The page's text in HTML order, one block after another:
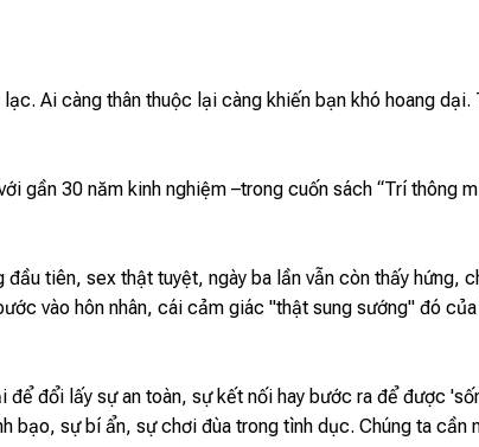
Ai càng thân thuộc lại càng khiến bạn khó hoang
gần 30 năm kinh nghiệm –trong cuốn sách “Trí thông
tiên, sex thật tuyệt, ngày ba lần vẫn còn thấy hứng,
vào hôn nhân, cái cảm giác "thật sung sướng" đó
đổi lấy sự an toàn, sự kết nối hay bước ra để được
bạo, sự bí ẩn, sự chơi đùa trong tình dục. Chúng ta